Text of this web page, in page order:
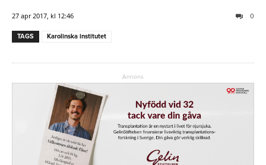
27 apr 2017, kl 12:46 0
TAGS Karolinska institutet
Annons